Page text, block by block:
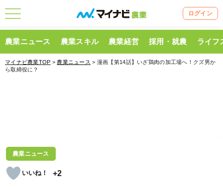
ログイン
農業ニュース 農業スキル 農業経営 採用・就農 ライフ
マイナビ農業TOP > 農業ニュース > 漫画【第14話】いざ鶏肉の加工場へ！クズ男か
ら取締役に？
農業ニュース
+2